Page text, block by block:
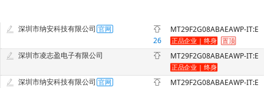
深圳市纳安科技有限公司
26
MT29F2G08ABAEAWP-IT:E
深圳市凌志盈电子有限公司 MT29F2G08ABAEAWP-IT:E
深圳市纳安科技有限公司
MT29F2G08ABAEAWP-IT:E